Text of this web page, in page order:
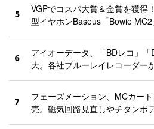
5
VGPでコスパ大賞＆金賞を獲得
型イヤホンBaseus「Bowie MC2
6
アイオーデータ、「BDレコ」
大。各社ブルーレイレコーダー
7
フェーズメーション、MCカー
売。磁気回路見直しやチタンボ